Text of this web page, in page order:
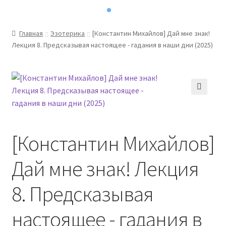
Главная Эзотерика
[Константин Михайлов] Дай мне знак!
Лекция 8. Предсказывая настоящее - гадания в наши дни (2025)
[Константин Михайлов]
Дай мне знак! Лекция
8. Предсказывая
настоящее - гадания в